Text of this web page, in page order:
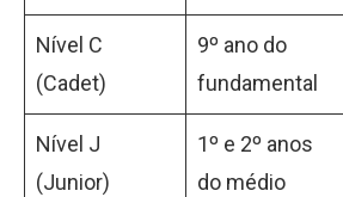
Nível C
(Cadet)
9º ano do
fundamental
Nível J
(Junior)
1º e 2º anos
do médio